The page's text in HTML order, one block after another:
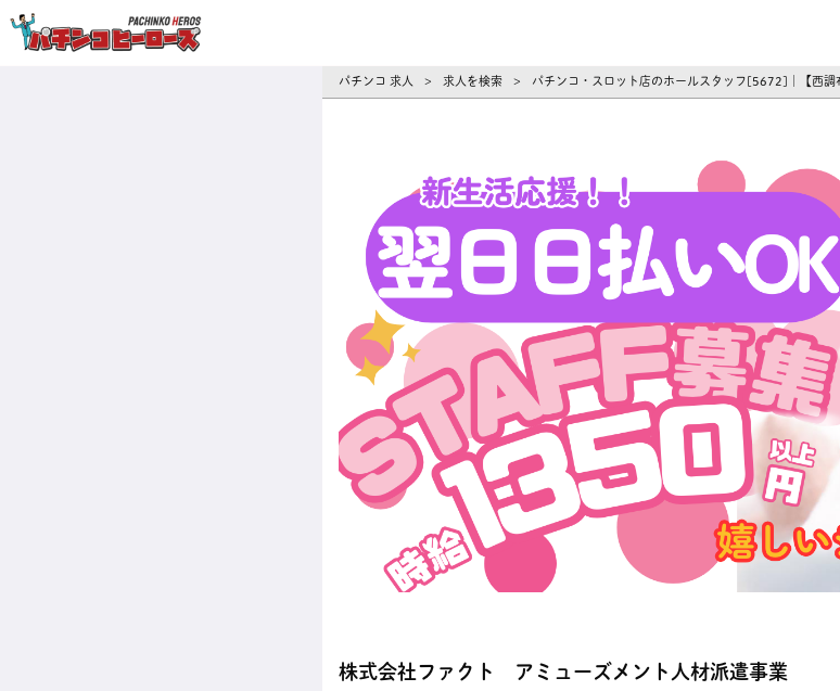
パチンコ 求人 > 求人を検索 > パチンコ・スロット店のホールスタッフ[5672]｜【西
株式会社ファクト アミューズメント人材派遣事業